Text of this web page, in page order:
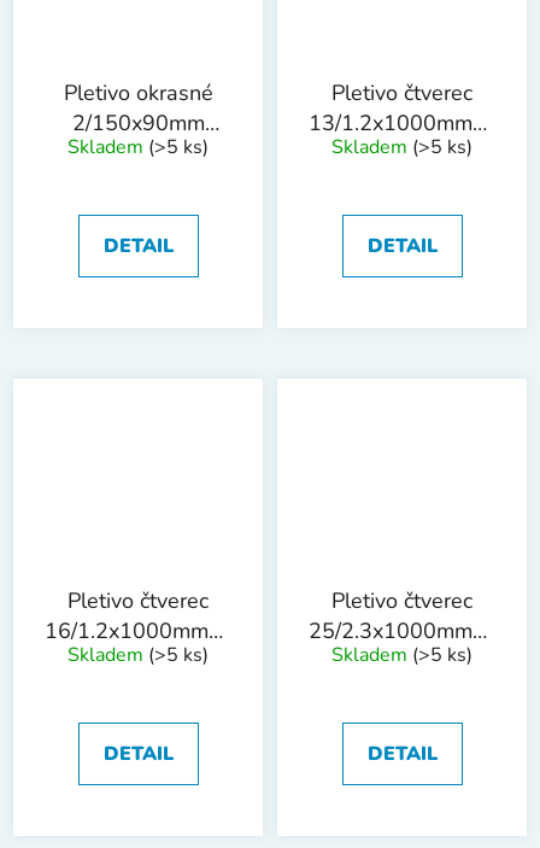
Pletivo okrasné
2/150x90mm
0.25x25m PVC
Skladem (>5 ks)
DETAIL
Pletivo čtverec
13/1.2x1000mmx25m
PVC
Skladem (>5 ks)
DETAIL
Pletivo čtverec
16/1.2x1000mmx25m
PVC
Skladem (>5 ks)
DETAIL
Pletivo čtverec
25/2.3x1000mmx25m
PVC
Skladem (>5 ks)
DETAIL